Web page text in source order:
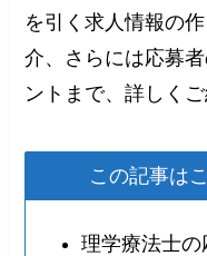
を引く求人情報の
介、さらには応募
ントまで、詳しくご
この記事は
理学療法士